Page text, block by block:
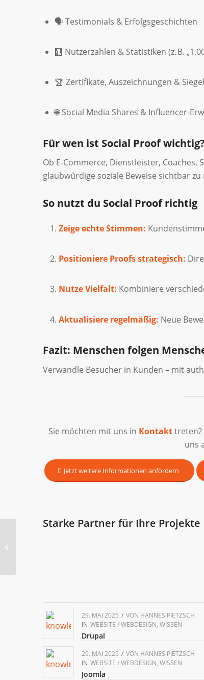
🗣️ Testimonials & Erfolgsgeschichten
🧮 Nutzerzahlen & Statistiken (z. B.
🏆 Zertifikate, Auszeichnungen & Siegel
🌐 Social Media Shares & Influencer-
Für wen ist Social Proof wichtig?
Ob E-Commerce, Dienstleister,
glaubwürdige soziale Beweise sichtbar zu
So nutzt du Social Proof richtig
Zeige echte Stimmen:
Positioniere Proofs strategisch:
Nutze Vielfalt: Kombiniere
Aktualisiere regelmäßig: Neue
Fazit: Menschen folgen
Verwandle Besucher in Kunden – mit
Sie möchten mit uns in Kontakttreten?
uns
Jetzt weitere Informationen anfordern
Starke Partner für Ihre Projekte
29. MAI 2025 / VON HANNES PIETZSCH
IN WEBSITE / WEBDESIGN, WISSEN
Drupal
29. MAI 2025 / VON HANNES PIETZSCH
IN WEBSITE / WEBDESIGN, WISSEN
Joomla